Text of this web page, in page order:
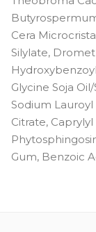
Cera
Silylate,
Glycine Soja
Sodium
Citrate,
Gum, Benzoic